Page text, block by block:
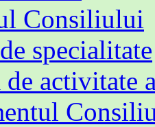
Consiliului
specialitate
de activitate